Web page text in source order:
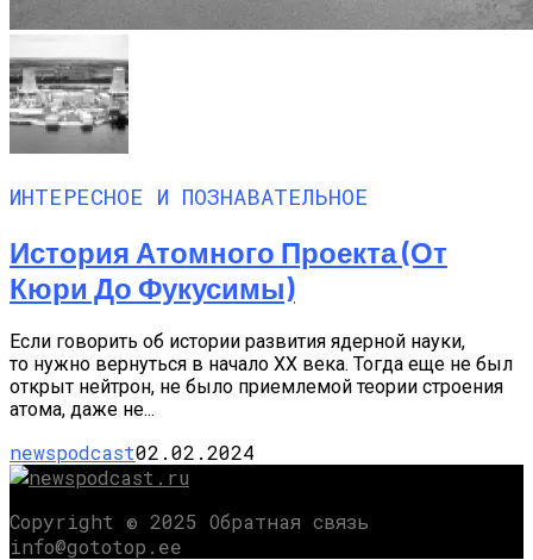
ИНТЕРЕСНОЕ И ПОЗНАВАТЕЛЬНОЕ
История Атомного Проекта (от
Кюри До Фукусимы)
Если говорить об истории развития ядерной науки,
то нужно вернуться в начало XX века. Тогда еще не был
открыт нейтрон, не было приемлемой теории строения
атома, даже не...
newspodcast02.02.2024
Copyright © 2025 Обратная связь
info@gototop.ee